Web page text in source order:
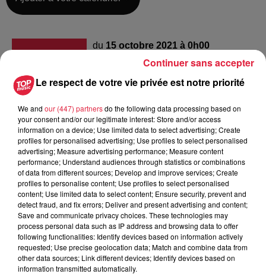
du 15 octobre 2021 à 0h00
15 octobre 2021 à 0h00
Lieu CSI - SÉLESTAT (67)
Organisateur https://www.sa-hb.com/pros
Tarif Gratuit
Le respect de votre vie privée est notre priorité
We and our (447) partnersdo the following data processing based on
your consent and/or our legitimate interest: Store and/or access
information on a device; Use limited data to select advertising; Create
profiles for personalised advertising; Use profiles to select personalised
advertising; Measure advertising performance; Measure content
performance; Understand audiences through statistics or combinations
of data from different sources; Develop and improve services; Create
profiles to personalise content; Use profiles to select personalised
content; Use limited data to select content; Ensure security, prevent and
detect fraud, and fix errors; Deliver and present advertising and content;
Save and communicate privacy choices. These technologies may
process personal data such as IP address and browsing data to offer
following functionalities: Identify devices based on information actively
requested; Use precise geolocation data; Match and combine data from
other data sources; Link different devices; Identify devices based on
information transmitted automatically.
Continuer sans accepter